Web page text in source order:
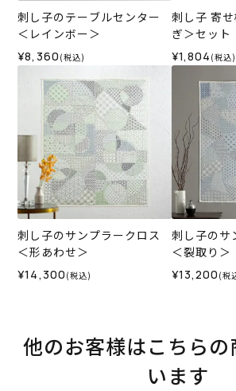
刺し子のテーブルセンター
＜レインボー＞
¥8,360 (税込)
刺し子 寄
ぎ＞セット
¥1,804 (税込)
刺し子のサンプラークロス
＜形あわせ＞
¥14,300 (税込)
刺し子のサ
＜裂取り＞
¥13,200 (税
他のお客様はこちらの
います